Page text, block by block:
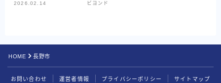
2026.02.14 ビヨンド
HOME 長野市
お問い合わせ 運営者情報 プライバシーポリシー サイトマップ